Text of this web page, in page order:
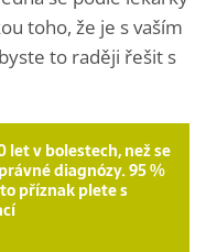
toho, že je s vaším
to raději řešit s
let v bolestech, než se
diagnózy. 95 %
příznak plete s